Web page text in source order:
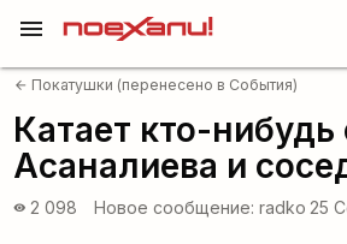
menu
arrow_back Покатушки (перенесено в События)
Катает кто-нибудь
Асаналиева и
visibility 2 098 Новое сообщение: radko 25